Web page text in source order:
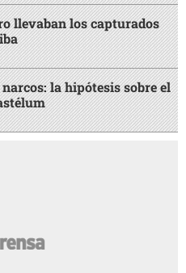
llevaban los capturados
la hipótesis sobre el